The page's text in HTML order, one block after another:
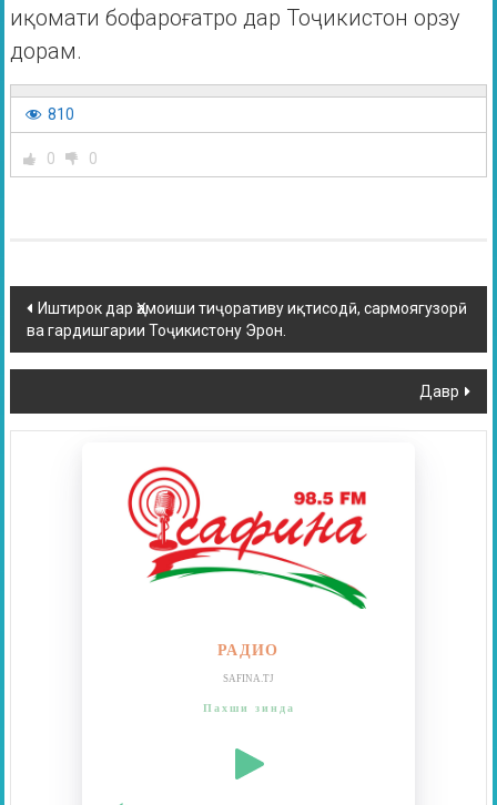
иқомати бофароғатро дар Тоҷикистон орзу
дорам.
810
0 0
Иштирок дар Ҳамоиши тиҷоративу иқтисодӣ, сармоягузорӣ
ва гардишгарии Тоҷикистону Эрон.
Давр
РАДИО
SAFINA.TJ
Пахши зинда